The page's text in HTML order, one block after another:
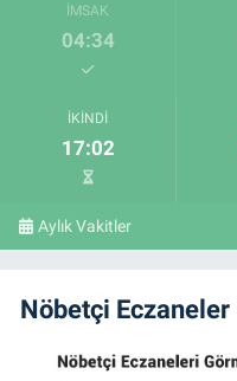
İMSAK
04:34
İKINDI
17:02
Aylık Vakitler
Nöbetçi Eczaneler